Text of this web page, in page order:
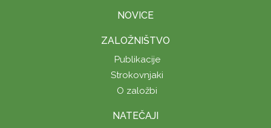
NOVICE
ZALOŽNIŠTVO
Publikacije
Strokovnjaki
O založbi
NATEČAJI